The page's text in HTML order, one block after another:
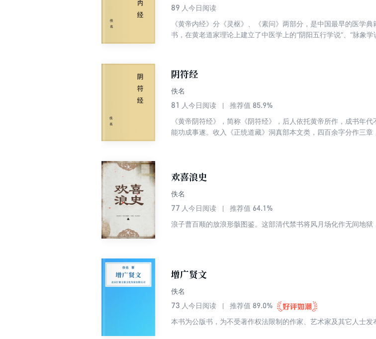
89 人今日阅读
《黄帝内经》分《灵枢》、《素问》两部分，是中国最早的医学
书，在黄老道家理论上建立了中医学上的“阴阳五行学说”、“脉象学
阴符经
佚名
81 人今日阅读 推荐值 85.9%
《黄帝阴符经》，简称《阴符经》，后人依托黄帝所作，成书年
能功成事遂。收入《正统道藏》洞真部本文类，四百余字分作三
欢喜浪史
佚名
77 人今日阅读 推荐值 64.1%
浪子曹百顺的放浪形骸图鉴。这部清代禁书将风月场化作无间地狱
增广贤文
佚名
73 人今日阅读 推荐值 89.0%
本书为公版书，为不受著作权法限制的作家、艺术家及其它人士